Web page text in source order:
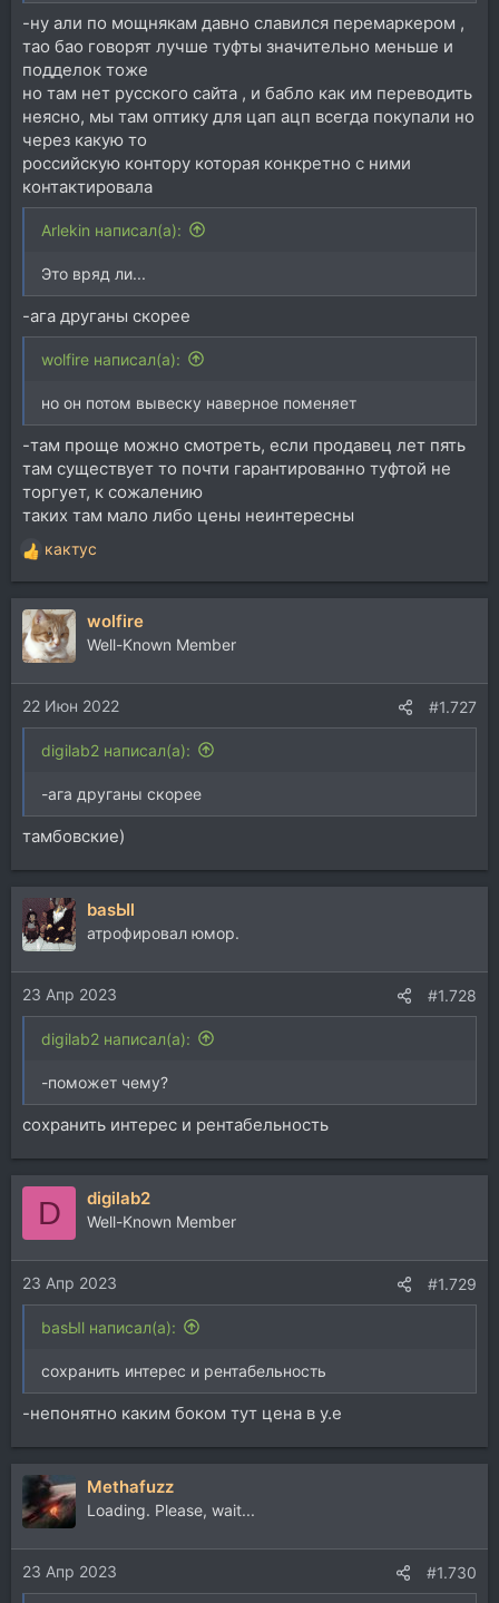
-ну али по мощнякам давно славился перемаркером ,
тао бао говорят лучше туфты значительно меньше и
подделок тоже
но там нет русского сайта , и бабло как им переводить
неясно, мы там оптику для цап ацп всегда покупали но
через какую то
российскую контору которая конкретно с ними
контактировала
Arlekin написал(а):
Это вряд ли...
-ага друганы скорее
wolfire написал(а):
но он потом вывеску наверное поменяет
-там проще можно смотреть, если продавец лет пять
там существует то почти гарантированно туфтой не
торгует, к сожалению
таких там мало либо цены неинтересны
Р
е
а
к
ц
и
и
:
кактус
wolfire
Well-Known Member
22 Июн 2022 #1.727
digilab2 написал(а):
-ага друганы скорее
тамбовские)
basЫl
атрофировал юмор.
23 Апр 2023 #1.728
digilab2 написал(а):
-поможет чему?
сохранить интерес и рентабельность
D digilab2
Well-Known Member
23 Апр 2023 #1.729
basЫl написал(а):
сохранить интерес и рентабельность
-непонятно каким боком тут цена в у.е
Methafuzz
Loading. Please, wait...
23 Апр 2023 #1.730